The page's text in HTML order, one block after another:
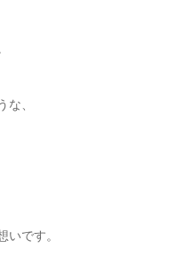
、
いです。